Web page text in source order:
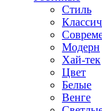
Стиль
Модерн
Хай-тек
Цвет
Белые
Венге